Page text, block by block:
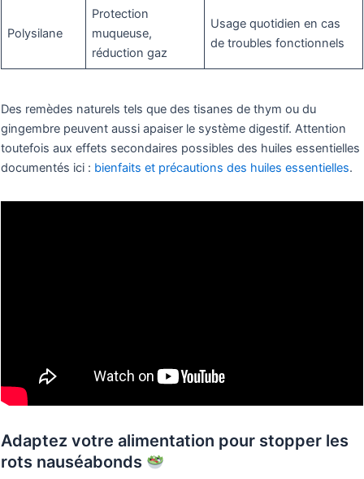
Polysilane
Protection
muqueuse,
réduction gaz
Usage quotidien en cas
de troubles fonctionnels
Des remèdes naturels tels que des tisanes de thym ou du
gingembre peuvent aussi apaiser le système digestif. Attention
toutefois aux effets secondaires possibles des huiles essentielles
documentés ici : bienfaits et précautions des huiles essentielles.
Adaptez votre alimentation pour stopper les
rots nauséabonds